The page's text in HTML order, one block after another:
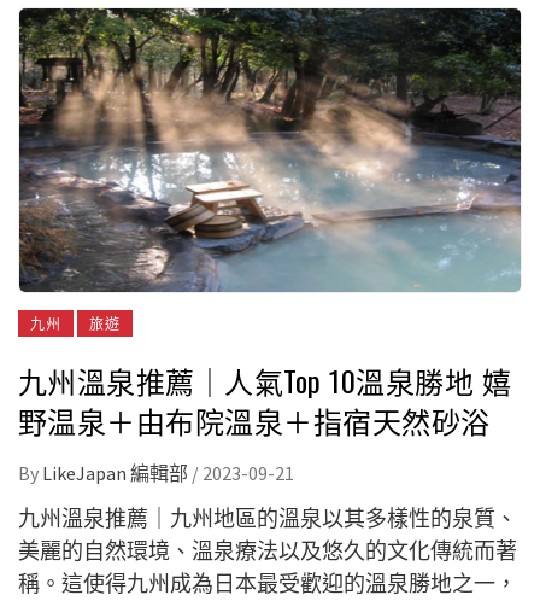
九州 旅遊
九州溫泉推薦｜人氣Top 10溫泉勝地 嬉
野温泉＋由布院溫泉＋指宿天然砂浴
By LikeJapan 編輯部 / 2023-09-21
九州溫泉推薦｜九州地區的溫泉以其多樣性的泉質、
美麗的自然環境、溫泉療法以及悠久的文化傳統而著
稱。這使得九州成為日本最受歡迎的溫泉勝地之一，